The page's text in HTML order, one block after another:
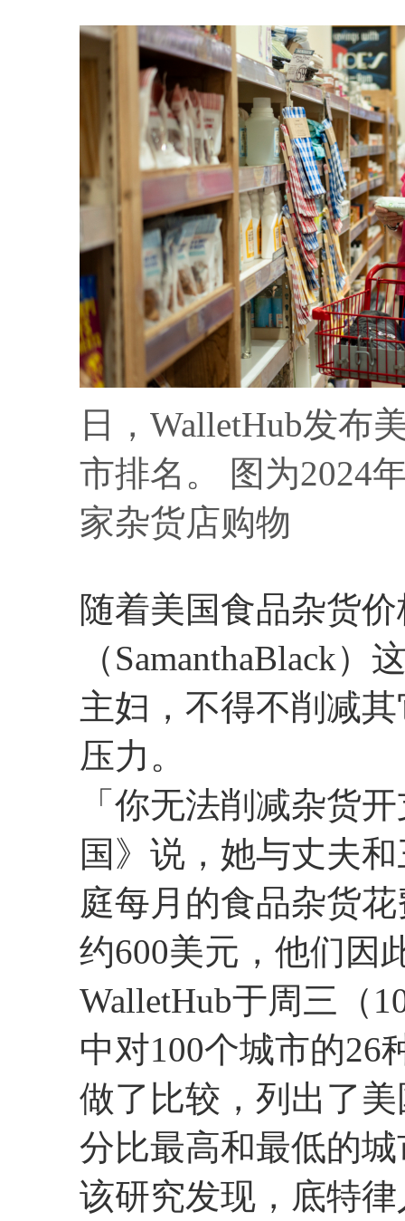
日，WalletHub发布
市排名。 图为2024
家杂货店购物
随着美国食品杂货
（SamanthaBlack
主妇，不得不削减
压力。
「你无法削减杂货
国》说，她与丈夫
庭每月的食品杂货
约600美元，他们因
WalletHub于周三（
中对100个城市的26
做了比较，列出了
分比最高和最低的
该研究发现，底特